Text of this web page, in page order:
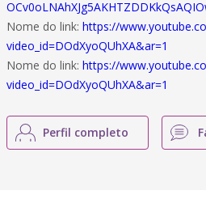
Nome do link: https://
video_id=DOdXyoQUhXA&ar=1
Nome do link: https://
video_id=DOdXyoQUhXA&ar=1
Perfil completo